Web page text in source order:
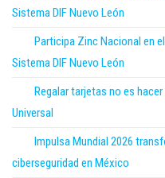
Sistema DIF Nuevo León
Participa Zinc Nacional en
Sistema DIF Nuevo León
Regalar tarjetas no es
Universal
Impulsa Mundial 2026
ciberseguridad en México